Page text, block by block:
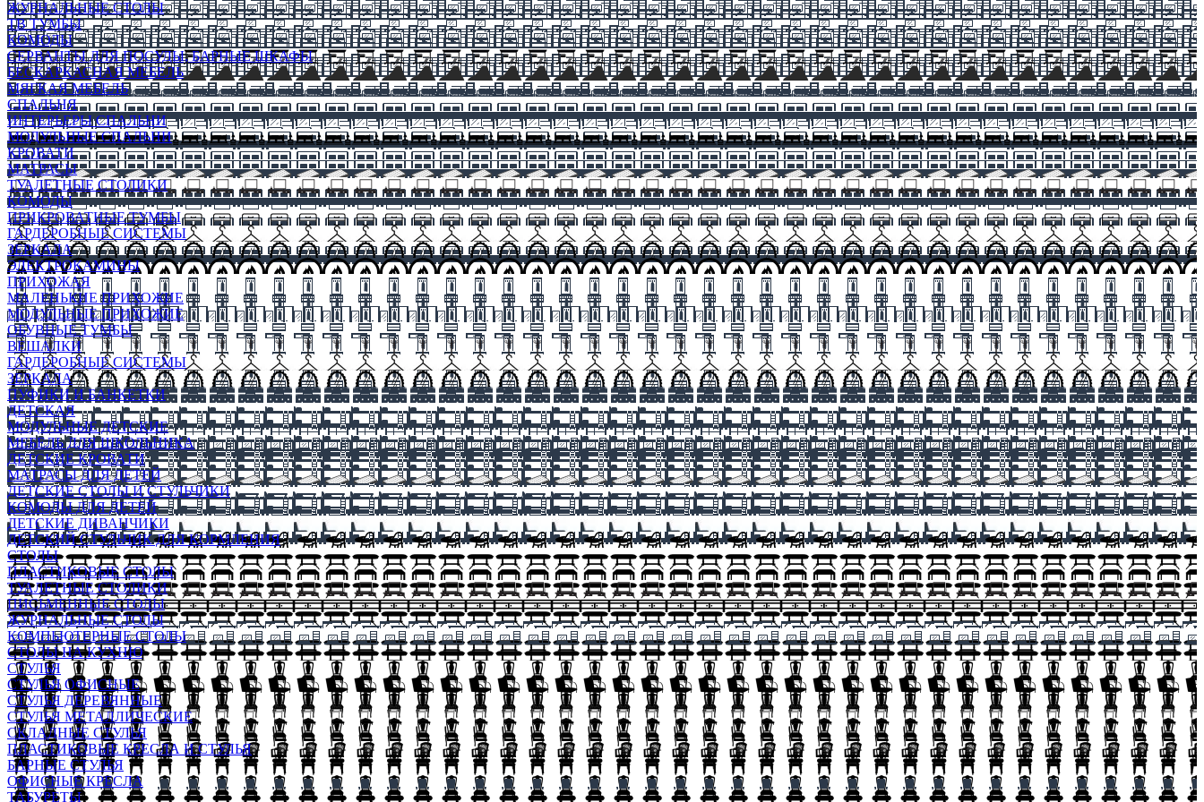
ЖУРНАЛЬНЫЕ СТОЛЫ
ТВ ТУМБЫ
КОМОДЫ
СЕРВАНТЫ ДЛЯ ПОСУДЫ, БАРНЫЕ ШКАФЫ
БЕСКАРКАСНАЯ МЕБЕЛЬ
МЯГКАЯ МЕБЕЛЬ
СПАЛЬНЯ
ИНТЕРЬЕРЫ СПАЛЬНИ
МОДУЛЬНЫЕ СПАЛЬНИ
КРОВАТИ
МАТРАСЫ
ТУАЛЕТНЫЕ СТОЛИКИ
КОМОДЫ
ПРИКРОВАТНЫЕ ТУМБЫ
ГАРДЕРОБНЫЕ СИСТЕМЫ
ЗЕРКАЛА
ЭЛЕКТРОКАМИНЫ
ПРИХОЖАЯ
МАЛЕНЬКИЕ ПРИХОЖИЕ
МОДУЛЬНЫЕ ПРИХОЖИЕ
ОБУВНЫЕ ТУМБЫ
ВЕШАЛКИ
ГАРДЕРОБНЫЕ СИСТЕМЫ
ЗЕРКАЛА
ПУФИКИ И БАНКЕТКИ
ДЕТСКАЯ
МОДУЛЬНЫЕ ДЕТСКИЕ
МЕБЕЛЬ ДЛЯ ШКОЛЬНИКА
ДЕТСКИЕ КРОВАТИ
МАТРАСЫ ДЛЯ ДЕТЕЙ
ДЕТСКИЕ СТОЛЫ И СТУЛЬЧИКИ
КОМОДЫ ДЛЯ ДЕТЕЙ
ДЕТСКИЕ ДИВАНЧИКИ
ДЕТСКИЙ СТУЛЬЧИК ДЛЯ КОРМЛЕНИЯ
СТОЛЫ
ПЛАСТИКОВЫЕ СТОЛЫ
ТУАЛЕТНЫЕ СТОЛИКИ
ПИСЬМЕННЫЕ СТОЛЫ
ЖУРНАЛЬНЫЕ СТОЛЫ
КОМПЬЮТЕРНЫЕ СТОЛЫ
СТОЛЫ НА КУХНЮ
СТУЛЬЯ
СТУЛЬЯ ОФИСНЫЕ
СТУЛЬЯ ДЕРЕВЯННЫЕ
СТУЛЬЯ МЕТАЛЛИЧЕСКИЕ
СКЛАДНЫЕ СТУЛЬЯ
ПЛАСТИКОВЫЕ КРЕСЛА И СТУЛЬЯ
БАРНЫЕ СТУЛЬЯ
ОФИСНЫЕ КРЕСЛА
ТАБУРЕТЫ